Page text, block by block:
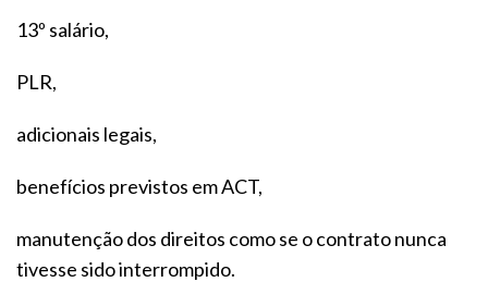
13º salário,
PLR,
adicionais legais,
benefícios previstos em ACT,
manutenção dos direitos como se o contrato nunca
tivesse sido interrompido.